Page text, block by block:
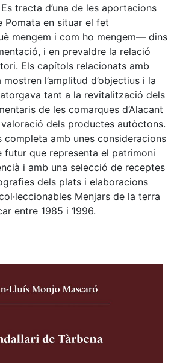
tracta d’una de les aportacions
Pomata en situar el fet
mengem i com ho mengem— dins
i en prevaldre la relació
Els capítols relacionats amb
l’amplitud d’objectius i la
tant a la revitalització dels
de les comarques d’Alacant
dels productes autòctons.
completa amb unes consideracions
futur que representa el patrimoni
i amb una selecció de receptes
dels plats i elaboracions
Menjars de la terra
entre 1985 i 1996.